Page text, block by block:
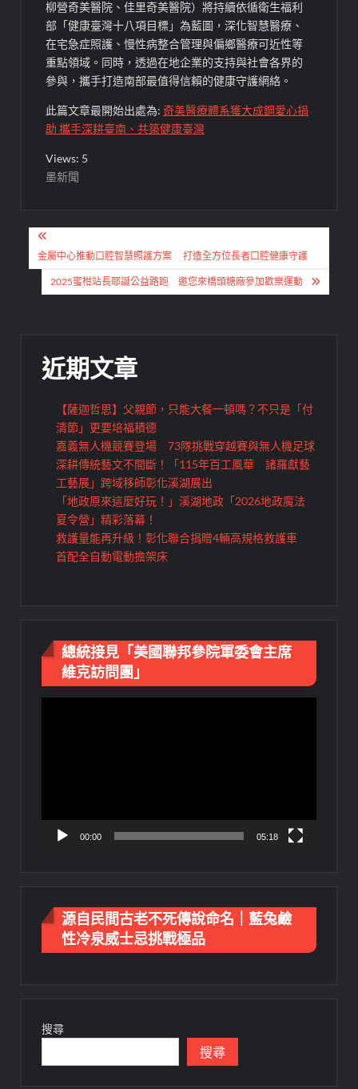
柳營奇美醫院、佳里奇美醫院）將持續依循衛生福利
部「健康臺灣十八項目標」為藍圖，深化智慧醫療、
在宅急症照護、慢性病整合管理與偏鄉醫療可近性等
重點領域。同時，透過在地企業的支持與社會各界的
參與，攜手打造南部最值得信賴的健康守護網絡。
此篇文章最開始出處為:奇美醫療體系獲大成鋼愛心捐
助 攜手深耕臺南、共築健康臺灣
Views: 5
墨新聞
文
章
導
金屬中心推動口腔智慧照護方案 打造全方位長者口腔健康守護
2025蜜柑站長耶誕公益路跑 邀您來橋頭糖廠參加歡樂運動
近期文章
【薩迦哲思】父親節，只能大餐一頓嗎？不只是「付
清節」更要培福積德
嘉義無人機競賽登場 73隊挑戰穿越賽與無人機足球
深耕傳統藝文不間斷！「115年百工風華 諸羅獻藝
工藝展」跨域移師彰化溪湖展出
「地政原來這麼好玩！」溪湖地政「2026地政魔法
夏令營」精彩落幕！
救護量能再升級！彰化聯合捐贈4輛高規格救護車
首配全自動電動擔架床
總統接見「美國聯邦參院軍委會主席
維克訪問團」
00:00 05:18
源自民間古老不死傳說命名｜藍兔鹼
性冷泉威士忌挑戰極品
搜尋
搜尋